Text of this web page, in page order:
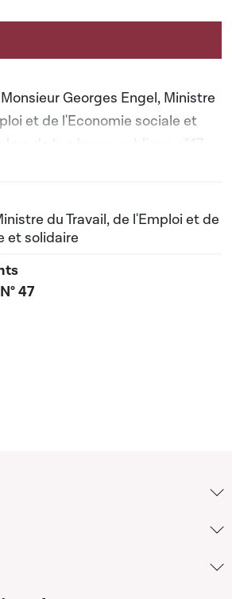
Georges Engel, Ministre
et de l'Economie sociale et
lors de la séance publique n°47
servant à afficher ou cacher tous
du Travail, de l'Emploi et de
et solidaire
47